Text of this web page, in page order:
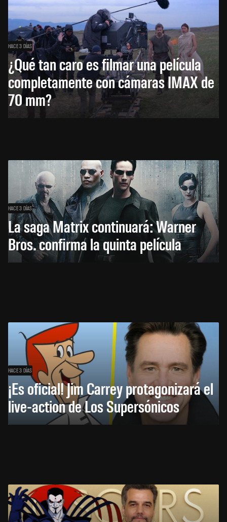
HACE 3 DÍAS
¿Qué tan caro es filmar una película
completamente con cámaras IMAX de
70 mm?
HACE 3 DÍAS
La saga Matrix continuará: Warner
Bros. confirma la quinta película
HACE 3 DÍAS
¡Es oficial! Jim Carrey protagonizará el
live-action de Los Supersónicos